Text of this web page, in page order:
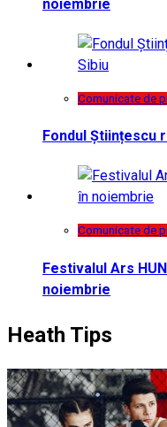
noiembrie
Comunicate de
Fondul Științescu
Comunicate de
Festivalul Ars
noiembrie
Heath Tips